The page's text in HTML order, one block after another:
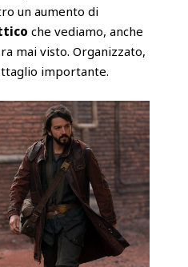
un aumento di
che vediamo, anche
mai visto. Organizzato,
importante.